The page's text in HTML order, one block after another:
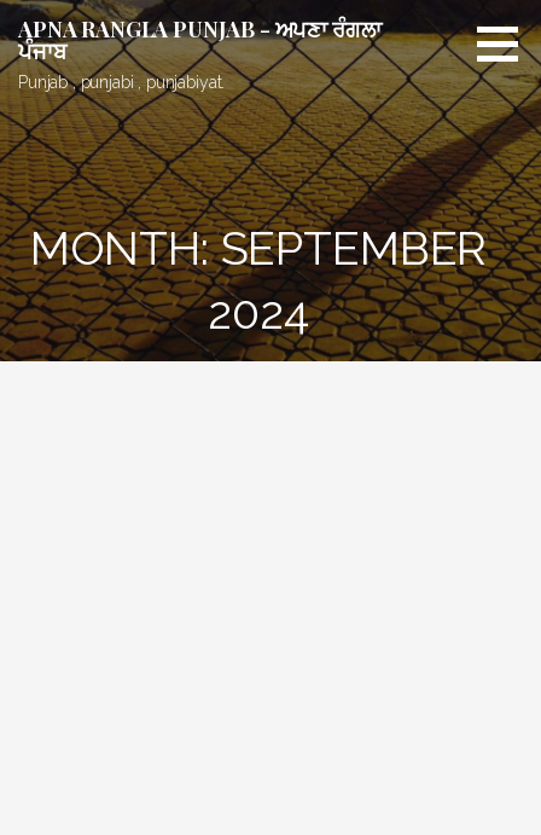
Skip
to
content
APNA RANGLA PUNJAB - ਅਪਣਾ ਰੰਗਲਾ
ਪੰਜਾਬ
Punjab , punjabi , punjabiyat.
MONTH: SEPTEMBER
2024